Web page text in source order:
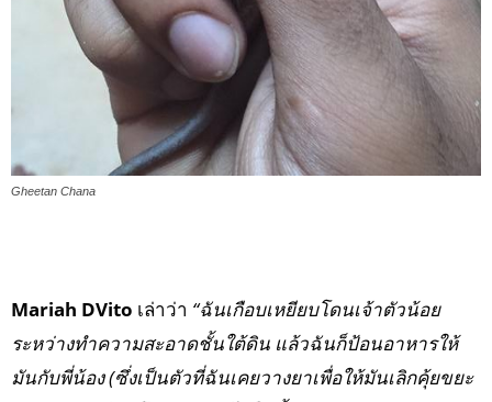
Gheetan Chana
Mariah DVito เล่าว่า “ฉันเกือบเหยียบโดนเจ้าตัวน้อย
ระหว่างทำความสะอาดชั้นใต้ดิน แล้วฉันก็ป้อนอาหารให้
มันกับพี่น้อง (ซึ่งเป็นตัวที่ฉันเคยวางยาเพื่อให้มันเลิกคุ้ยขยะ